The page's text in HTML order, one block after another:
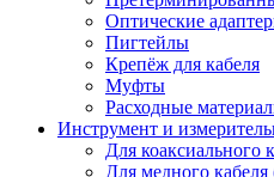
Оптические
Пигтейлы
Крепёж для кабеля
Муфты
Расходные
Инструмент и
Для коаксиального
Для медного